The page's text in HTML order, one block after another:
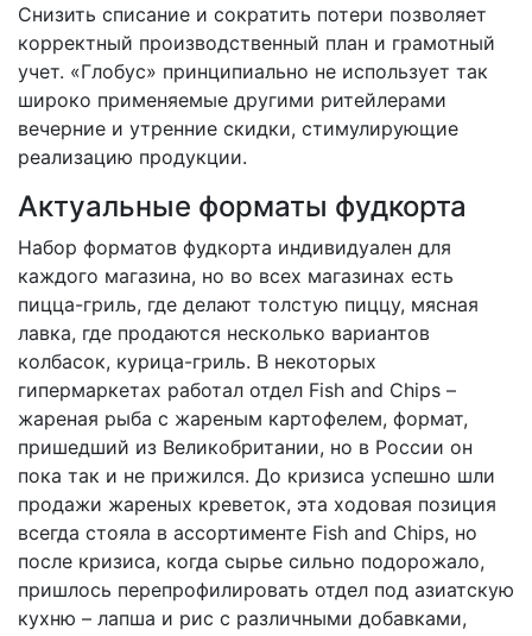
Снизить списание и сократить потери позволяет
корректный производственный план и грамотный
учет. «Глобус» принципиально не использует так
широко применяемые другими ритейлерами
вечерние и утренние скидки, стимулирующие
реализацию продукции.
Актуальные форматы фудкорта
Набор форматов фудкорта индивидуален для
каждого магазина, но во всех магазинах есть
пицца-гриль, где делают толстую пиццу, мясная
лавка, где продаются несколько вариантов
колбасок, курица-гриль. В некоторых
гипермаркетах работал отдел Fish and Chips –
жареная рыба с жареным картофелем, формат,
пришедший из Великобритании, но в России он
пока так и не прижился. До кризиса успешно шли
продажи жареных креветок, эта ходовая позиция
всегда стояла в ассортименте Fish and Chips, но
после кризиса, когда сырье сильно подорожало,
пришлось перепрофилировать отдел под азиатскую
кухню – лапша и рис с различными добавками,